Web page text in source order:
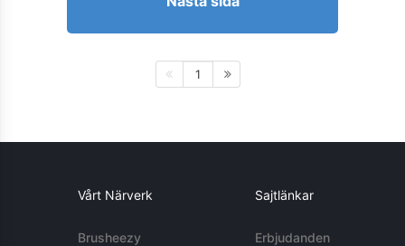
1
Vårt Närverk
Brusheezy
Sajtlänkar
Erbjudanden